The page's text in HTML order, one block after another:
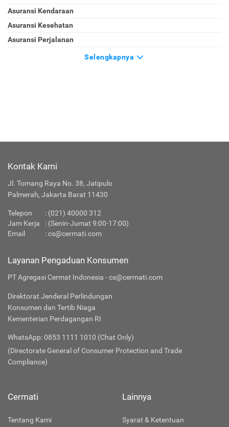
Asuransi Kendaraan
Asuransi Kesehatan
Asuransi Perjalanan
Selengkapnya
Kontak Kami
Jl. Tomang Raya No. 38, Jatipulo
Palmerah, Jakarta Barat 11430
Telepon : (021) 40000 312
Jam Kerja
: (Senin-Jumat 9:00-17:00)
Email
:cs@cermati.com
Layanan Pengaduan Konsumen
PT Agregasi Cermat Indonesia - cs@cermati.com
Direktorat Jenderal Perlindungan
Konsumen dan Tertib Niaga
Kementerian Perdagangan RI
WhatsApp: 0853 1111 1010 (Chat Only)
(Directorate General of Consumer Protection and Trade
Compliance)
Cermati
Tentang Kami
Lainnya
Syarat & Ketentuan